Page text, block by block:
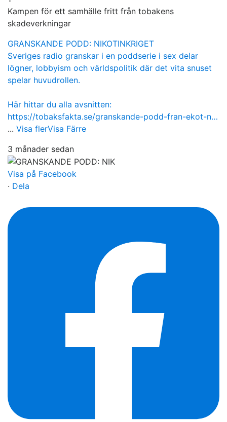
Kampen för ett samhälle fritt från tobakens
skadeverkningar
GRANSKANDE PODD: NIKOTINKRIGET
Sveriges radio granskar i en poddserie i sex delar
lögner, lobbyism och världspolitik där det vita snuset
spelar huvudrollen.
Här hittar du alla avsnitten:
https://tobaksfakta.se/granskande-podd-fran-ekot-n…
... Visa flerVisa Färre
3 månader sedan
Visa på Facebook
· Dela